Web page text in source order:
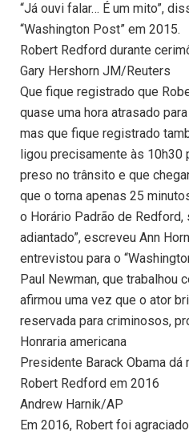
“Já ouvi falar… É um mito”,
“Washington Post” em 2015.
Robert Redford durante
Gary Hershorn JM/Reuters
Que fique registrado que
quase uma hora atrasado
mas que fique registrado
ligou precisamente às 10h30
preso no trânsito e que
que o torna apenas 25
o Horário Padrão de Redford,
adiantado”, escreveu Ann
entrevistou para o
Paul Newman, que trabalhou
afirmou uma vez que o ator
reservada para criminosos,
Honraria americana
Presidente Barack Obama dá
Robert Redford em 2016
Andrew Harnik/AP
Em 2016, Robert foi